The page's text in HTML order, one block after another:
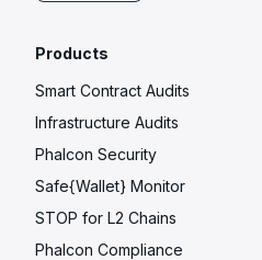
Products
Smart Contract Audits
Infrastructure Audits
Phalcon Security
Safe{Wallet} Monitor
STOP for L2 Chains
Phalcon Compliance